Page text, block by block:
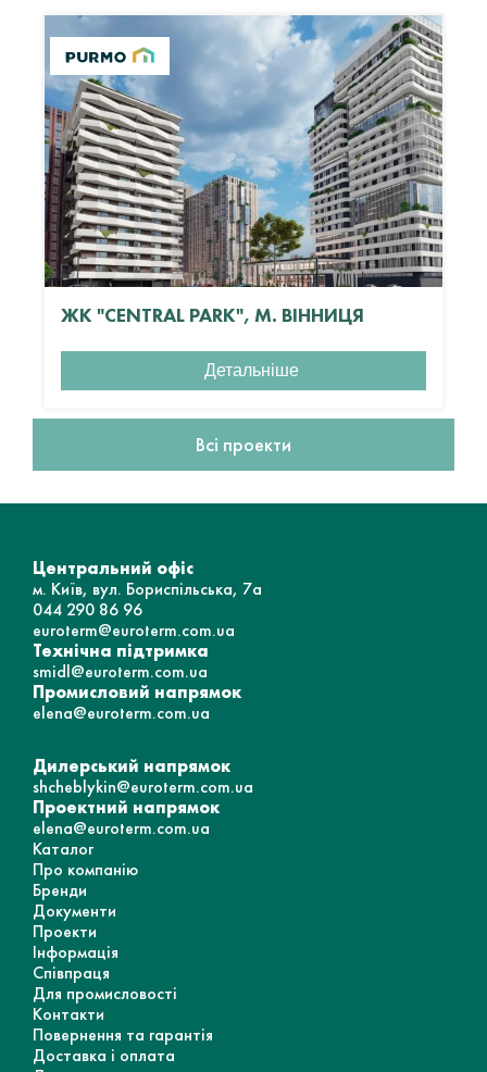
ЖК "CENTRAL PARK", М. ВІННИЦЯ
Детальніше
Всі проекти
Центральний офіс
м. Київ, вул. Бориспільська, 7а
044 290 86 96
euroterm@euroterm.com.ua
Технічна підтримка
smidl@euroterm.com.ua
Промисловий напрямок
elena@euroterm.com.ua
Дилерський напрямок
shcheblykin@euroterm.com.ua
Проектний напрямок
elena@euroterm.com.ua
Каталог
Про компанію
Бренди
Документи
Проекти
Інформація
Співпраця
Для промисловості
Контакти
Повернення та гарантія
Доставка і оплата